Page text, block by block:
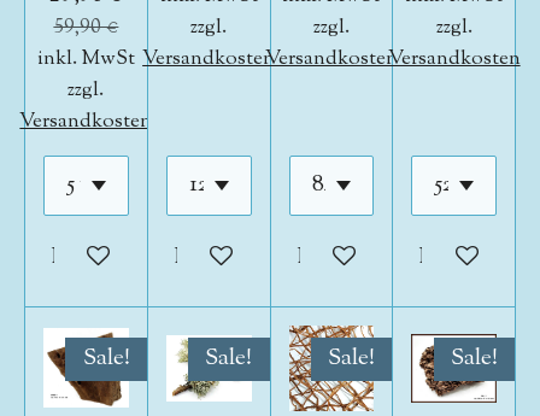
59,90 €
inkl. MwSt
zzgl.
Versandkosten
In den Warenkorb
zzgl.
Versandkosten
In den Warenkorb
zzgl.
Versandkosten
In den Warenkorb
zzgl.
Versandkosten
In den
Sale! Sale! Sale! Sale!